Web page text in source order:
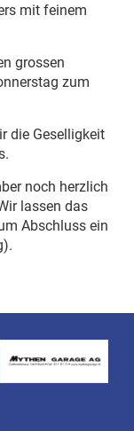
mit feinem
grossen
zum
die Geselligkeit
noch herzlich
lassen das
Abschluss ein